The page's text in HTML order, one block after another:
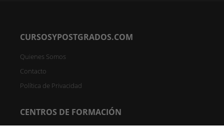
CURSOSYPOSTGRADOS.COM
Quienes Somos
Contacto
Política de Privacidad
CENTROS DE FORMACIÓN